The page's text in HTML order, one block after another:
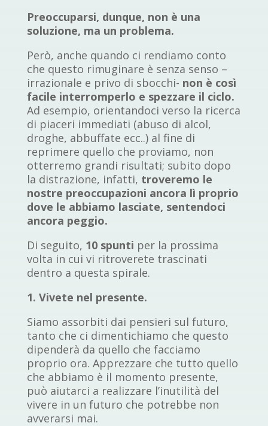
Preoccuparsi, dunque, non è una
soluzione, ma un problema.
Però, anche quando ci rendiamo conto
che questo rimuginare è senza senso –
irrazionale e privo di sbocchi- non è così
facile interromperlo e spezzare il ciclo.
Ad esempio, orientandoci verso la ricerca
di piaceri immediati (abuso di alcol,
droghe, abbuffate ecc..) al fine di
reprimere quello che proviamo, non
otterremo grandi risultati; subito dopo
la distrazione, infatti, troveremo le
nostre preoccupazioni ancora lì proprio
dove le abbiamo lasciate, sentendoci
ancora peggio.
Di seguito, 10 spunti per la prossima
volta in cui vi ritroverete trascinati
dentro a questa spirale.
1. Vivete nel presente.
Siamo assorbiti dai pensieri sul futuro,
tanto che ci dimentichiamo che questo
dipenderà da quello che facciamo
proprio ora. Apprezzare che tutto quello
che abbiamo è il momento presente,
può aiutarci a realizzare l’inutilità del
vivere in un futuro che potrebbe non
avverarsi mai.